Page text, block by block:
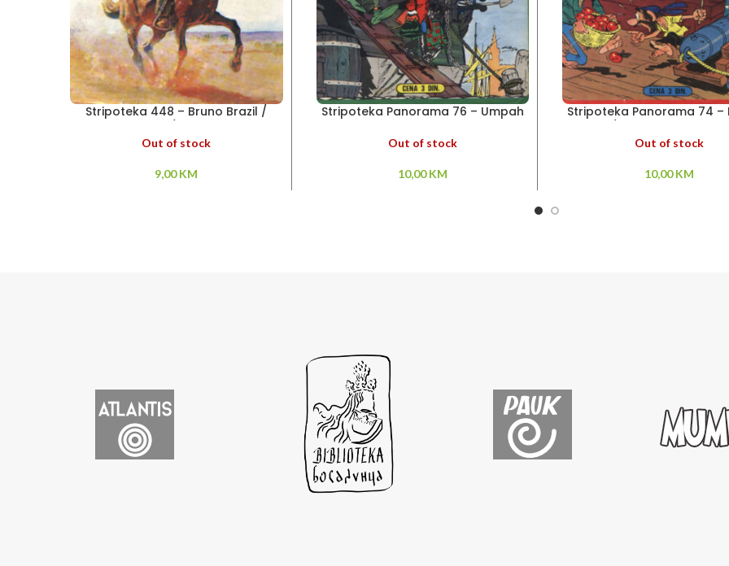
Stripoteka 448 – Bruno Brazil /
Out of stock
9,00KM
Stripoteka Panorama 76 – Umpah
Out of stock
10,00KM
Stripoteka Panorama 74 –
Out of stock
10,00KM